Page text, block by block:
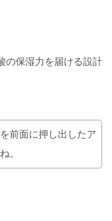
の保湿力を届ける設計
前面に押し出したア
。